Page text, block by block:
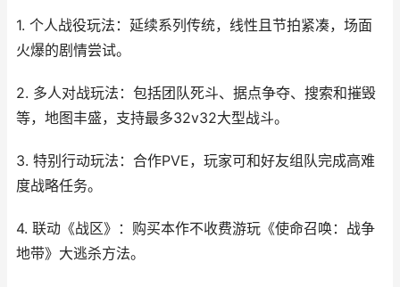
1. 个人战役玩法：延续系列传统，线性且节拍紧凑，场面
火爆的剧情尝试。
2. 多人对战玩法：包括团队死斗、据点争夺、搜索和摧毁
等，地图丰盛，支持最多32v32大型战斗。
3. 特别行动玩法：合作PVE，玩家可和好友组队完成高难
度战略任务。
4. 联动《战区》：购买本作不收费游玩《使命召唤：战争
地带》大逃杀方法。